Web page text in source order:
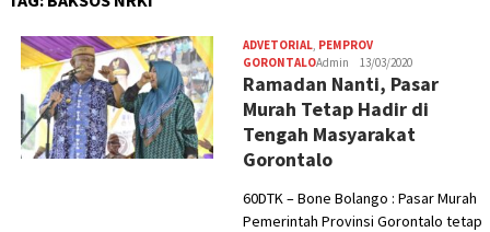
ADVETORIAL, PEMPROV
GORONTALOAdmin 13/03/2020
Ramadan Nanti, Pasar
Murah Tetap Hadir di
Tengah Masyarakat
Gorontalo
60DTK – Bone Bolango : Pasar Murah
Pemerintah Provinsi Gorontalo tetap